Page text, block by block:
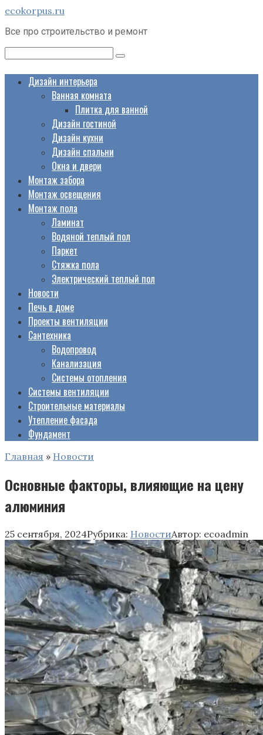
Перейти
контенту
ecokorpus.ru
Все про строительство и ремонт
Дизайн интерьера
Ванная комната
Плитка для ванной
Дизайн гостиной
Дизайн кухни
Дизайн спальни
Окна и двери
Монтаж забора
Монтаж освещения
Монтаж пола
Ламинат
Водяной теплый пол
Паркет
Стяжка пола
Электрический теплый пол
Новости
Печь в доме
Проекты вентиляции
Сантехника
Водопровод
Канализация
Системы отопления
Системы вентиляции
Строительные материалы
Утепление фасада
Фундамент
Главная » Новости
Основные факторы, влияющие на цену
алюминия
25 сентября, 2024Рубрика: НовостиАвтор: ecoadmin